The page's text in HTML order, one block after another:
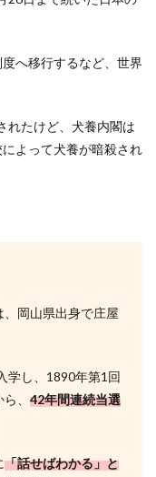
へ移行するなど、世界
れたけど、犬養内閣は
よって犬養が暗殺され
岡山県出身で庄屋
学し、1890年第1回
、 42年間連続当選
「話せばわかる」と